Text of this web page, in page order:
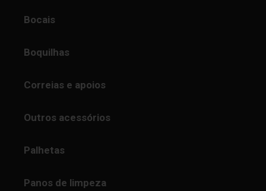
Bocais
Boquilhas
Correias e apoios
Outros acessórios
Palhetas
Panos de limpeza